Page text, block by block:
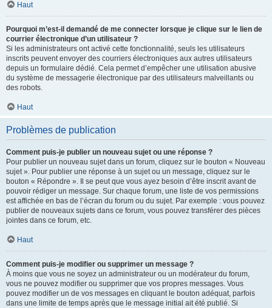
Haut
Pourquoi m’est-il demandé de me connecter lorsque je clique sur le lien de
courrier électronique d’un utilisateur ?
Si les administrateurs ont activé cette fonctionnalité, seuls les utilisateurs
inscrits peuvent envoyer des courriers électroniques aux autres utilisateurs
depuis un formulaire dédié. Cela permet d’empêcher une utilisation abusive
du système de messagerie électronique par des utilisateurs malveillants ou
des robots.
Haut
Problèmes de publication
Comment puis-je publier un nouveau sujet ou une réponse ?
Pour publier un nouveau sujet dans un forum, cliquez sur le bouton « Nouveau
sujet ». Pour publier une réponse à un sujet ou un message, cliquez sur le
bouton « Répondre ». Il se peut que vous ayez besoin d’être inscrit avant de
pouvoir rédiger un message. Sur chaque forum, une liste de vos permissions
est affichée en bas de l’écran du forum ou du sujet. Par exemple : vous pouvez
publier de nouveaux sujets dans ce forum, vous pouvez transférer des pièces
jointes dans ce forum, etc.
Haut
Comment puis-je modifier ou supprimer un message ?
À moins que vous ne soyez un administrateur ou un modérateur du forum,
vous ne pouvez modifier ou supprimer que vos propres messages. Vous
pouvez modifier un de vos messages en cliquant le bouton adéquat, parfois
dans une limite de temps après que le message initial ait été publié. Si